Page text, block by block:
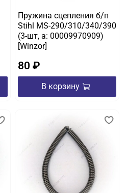
Пружина сцепления б/п
Stihl MS-290/310/340/390
(3-шт, а: 00009970909)
[Winzor]
80 ₽
В корзину